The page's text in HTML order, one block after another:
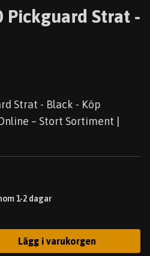
Pickguard Strat -
Strat - Black - Köp
– Stort Sortiment |
1-2 dagar
Lägg i varukorgen